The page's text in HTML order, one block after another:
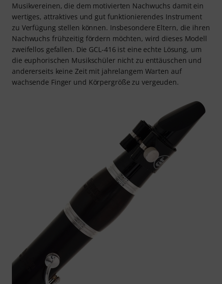
Musikvereinen, die dem motivierten Nachwuchs damit ein
wertiges, attraktives und gut funktionierendes Instrument
zu Verfügung stellen können. Insbesondere Eltern, die ihren
Nachwuchs frühzeitig fördern möchten, wird dieses Modell
zweifellos gefallen. Die GCL-416 ist eine echte Lösung, um
die euphorischen Musikschüler nicht zu enttäuschen und
andererseits keine Zeit mit jahrelangem Warten auf
wachsende Finger und Körpergröße zu vergeuden.